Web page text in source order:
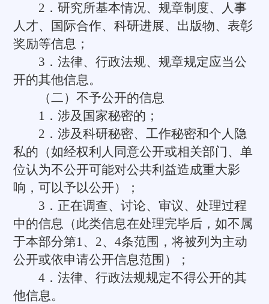
2．研究所基本情况、规章制度、人事
人才、国际合作、科研进展、出版物、表彰
奖励等信息；
3．法律、行政法规、规章规定应当公
开的其他信息。
（二）不予公开的信息
1．涉及国家秘密的；
2．涉及科研秘密、工作秘密和个人隐
私的（如经权利人同意公开或相关部门、单
位认为不公开可能对公共利益造成重大影
响，可以予以公开）；
3．正在调查、讨论、审议、处理过程
中的信息（此类信息在处理完毕后，如不属
于本部分第1、2、4条范围，将被列为主动
公开或依申请公开信息范围）；
4．法律、行政法规规定不得公开的其
他信息。